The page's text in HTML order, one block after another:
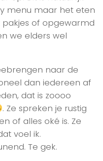
menu maar het eten
pakjes of opgewarmd
we elders wel
naar de
dan iedereen af
dat is zoooo
. Ze spreken je rustig
of alles oké is. Ze
voel ik.
Te gek.